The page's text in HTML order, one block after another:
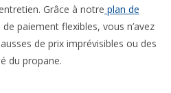
Grâce à notre plan de
paiement flexibles, vous n’avez
de prix imprévisibles ou des
du propane.